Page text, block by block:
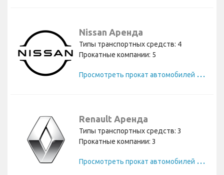
Nissan Аренда
Типы транспортных средств: 4
Прокатные компании: 5
П
росмотреть прокат автомобилей Nissan
Renault Аренда
Типы транспортных средств: 3
Прокатные компании: 3
П
росмотреть прокат автомобилей Renault